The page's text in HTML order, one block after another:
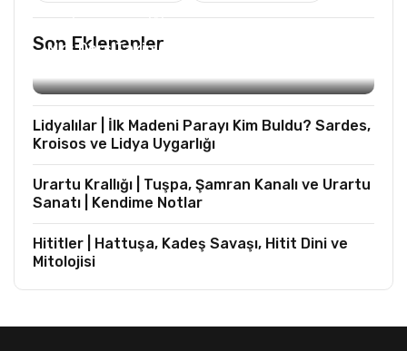
Son Eklenenler
Mks Ders Takip (Turizm ve Mesleki Dersler
Lidyalılar | İlk Madeni Parayı Kim Buldu? Sardes,
Kroisos ve Lidya Uygarlığı
Urartu Krallığı | Tuşpa, Şamran Kanalı ve Urartu
Sanatı | Kendime Notlar
Hititler | Hattuşa, Kadeş Savaşı, Hitit Dini ve
Mitolojisi